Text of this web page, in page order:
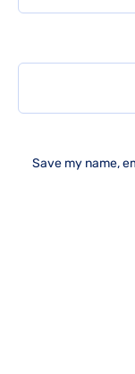
Save my name,